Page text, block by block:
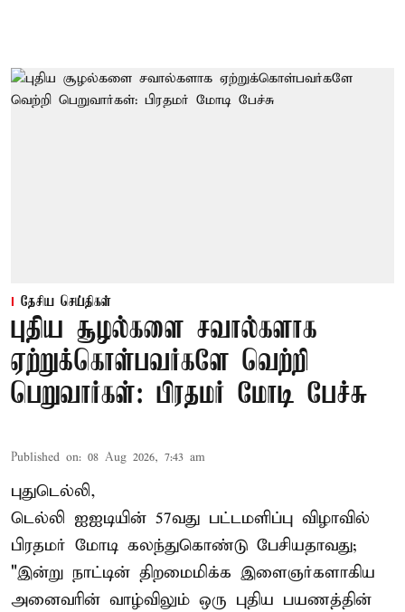
தேசிய செய்திகள்
புதிய சூழல்களை சவால்களாக
ஏற்றுக்கொள்பவர்களே வெற்றி
பெறுவார்கள்: பிரதமர் மோடி பேச்சு
Published on: 08 Aug 2026, 7:43 am
புதுடெல்லி,
டெல்லி ஐஐடியின் 57வது பட்டமளிப்பு விழாவில்
பிரதமர் மோடி கலந்துகொண்டு பேசியதாவது;
"இன்று நாட்டின் திறமைமிக்க இளைஞர்களாகிய
அனைவரின் வாழ்விலும் ஒரு புதிய பயணத்தின்